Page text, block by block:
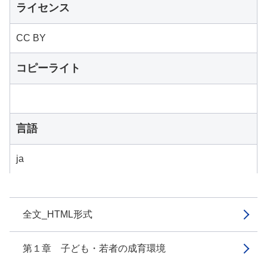
全文_HTML形式
第１章 子ども・若者の成育環境
ライセンス
CC BY
コピーライト
言語
ja